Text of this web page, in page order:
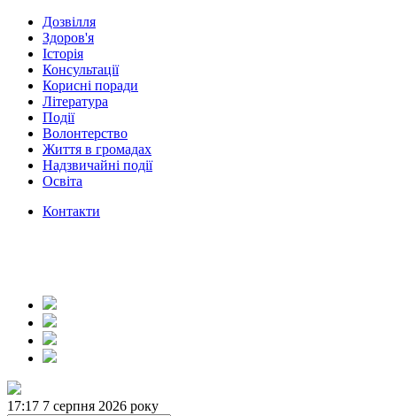
Дозвілля
Здоров'я
Історія
Консультації
Корисні поради
Література
Події
Волонтерство
Життя в громадах
Надзвичайні події
Освіта
Контакти
17:17 7 серпня 2026 року